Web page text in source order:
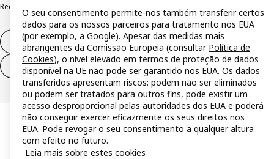
Reclamações e resolução de litígios
Direito de livre resolução
Direito de livre resolução (serviços)
O seu consentimento permite-nos também transferir certos
dados para os nossos parceiros para tratamento nos EUA
(por exemplo, a Google). Apesar das medidas mais
abrangentes da Comissão Europeia (consultar Política de
Cookies), o nível elevado em termos de proteção de dados
disponível na UE não pode ser garantido nos EUA. Os dados
transferidos apresentam riscos: podem não ser eliminados
ou podem ser tratados para outros fins, pode existir um
acesso desproporcional pelas autoridades dos EUA e poderá
não conseguir exercer eficazmente os seus direitos nos
EUA. Pode revogar o seu consentimento a qualquer altura
com efeito no futuro.
Leia mais sobre estes cookies